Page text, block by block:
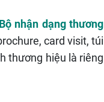
Bộ nhận dạng thương
card visit, túi
thương hiệu là riêng